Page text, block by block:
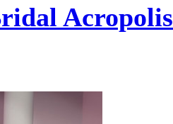
Acropolis